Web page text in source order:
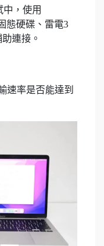
中，使用
態硬碟、雷電3
連接。
速率是否能達到